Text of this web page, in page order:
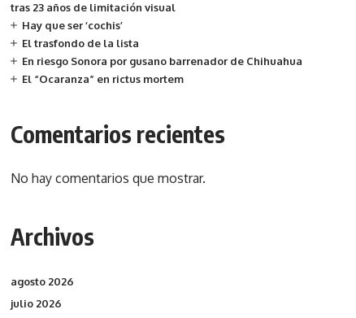
tras 23 años de limitación visual
Hay que ser ‘cochis’
El trasfondo de la lista
En riesgo Sonora por gusano barrenador de Chihuahua
El “Ocaranza” en rictus mortem
Comentarios recientes
No hay comentarios que mostrar.
Archivos
agosto 2026
julio 2026